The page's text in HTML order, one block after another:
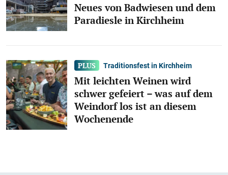
Neues von Badwiesen und dem
Paradiesle in Kirchheim
Traditionsfest in Kirchheim
Mit leichten Weinen wird
schwer gefeiert – was auf dem
Weindorf los ist an diesem
Wochenende